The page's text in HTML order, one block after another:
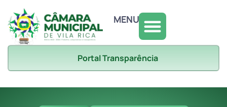
MENU
Portal Transparência